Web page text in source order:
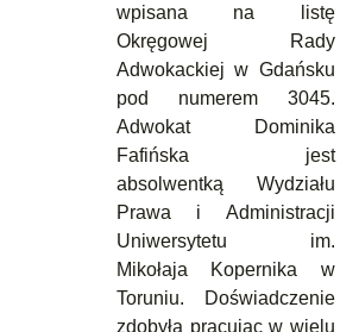
wpisana na listę
Okręgowej Rady
Adwokackiej w Gdańsku
pod numerem 3045.
Adwokat Dominika
Fafińska jest
absolwentką Wydziału
Prawa i Administracji
Uniwersytetu im.
Mikołaja Kopernika w
Toruniu. Doświadczenie
zdobyła pracując w wielu